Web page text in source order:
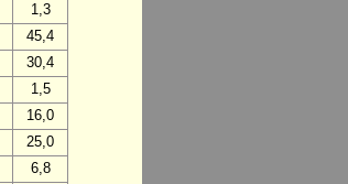
1,3
45,4
30,4
1,5
16,0
25,0
6,8